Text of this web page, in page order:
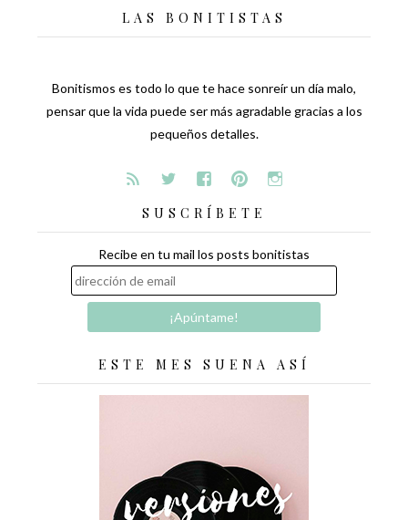
LAS BONITISTAS
Bonitismos es todo lo que te hace sonreír un día malo,
pensar que la vida puede ser más agradable gracias a los
pequeños detalles.
SUSCRÍBETE
Recibe en tu mail los posts bonitistas
ESTE MES SUENA ASÍ